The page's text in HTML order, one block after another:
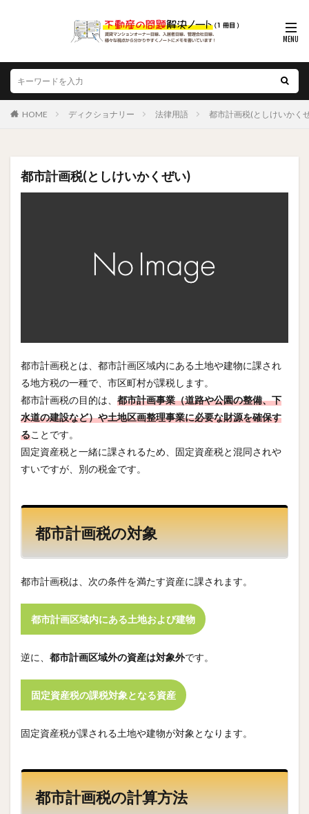
HOME ディクショナリー 法律用語 都市計画税(としけいかく
都市計画税(としけいかくぜい)
都市計画税とは、都市計画区域内にある土地や建物に課され
る地方税の一種で、市区町村が課税します。
都市計画税の目的は、 都市計画事業（道路や公園の整備、下
水道の建設など）や土地区画整理事業に必要な財源を確保す
ることです。
固定資産税と一緒に課されるため、固定資産税と混同されや
すいですが、別の税金です。
都市計画税の対象
都市計画税は、次の条件を満たす資産に課されます。
都市計画区域内にある土地および建物
逆に、 都市計画区域外の資産は対象外です。
固定資産税の課税対象となる資産
固定資産税が課される土地や建物が対象となります。
都市計画税の計算方法